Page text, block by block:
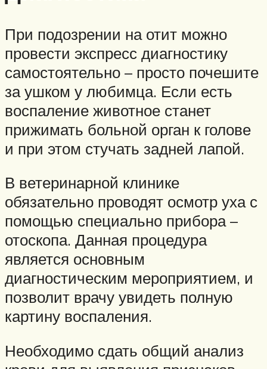
При подозрении на отит можно
провести экспресс диагностику
самостоятельно – просто почешите
за ушком у любимца. Если есть
воспаление животное станет
прижимать больной орган к голове
и при этом стучать задней лапой.
В ветеринарной клинике
обязательно проводят осмотр уха с
помощью специально прибора –
отоскопа. Данная процедура
является основным
диагностическим мероприятием, и
позволит врачу увидеть полную
картину воспаления.
Необходимо сдать общий анализ